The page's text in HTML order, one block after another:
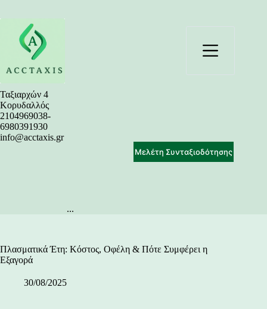
περιεχόμενο
Ταξιαρχών 4
Κορυδαλλός
2104969038-
6980391930
info@acctaxis.gr
...
Μελέτη Συνταξιοδότησης
Πλασματικά Έτη: Κόστος, Οφέλη & Πότε Συμφέρει η
Εξαγορά
30/08/2025